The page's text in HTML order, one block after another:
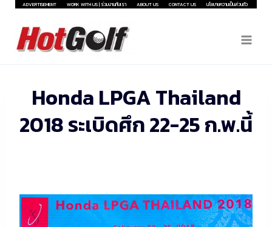
Skip
content
ADVERTISEMENT WORK WITH US | ร่วมงานกับเรา ABOUT US CONTACT US นโยบายความเป็นส่วนตัว
Honda LPGA Thailand
2018 ระเบิดศึก 22-25 ก.พ.นี้